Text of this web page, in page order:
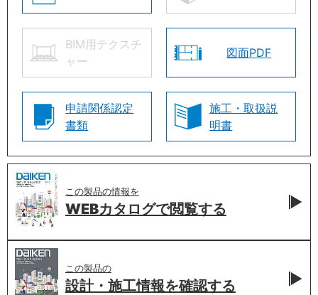
BIM用テクスチ
ャー
図面PDF
申請関係認定
書類
施工・取扱説
明書
この製品の情報を
WEBカタログで閲覧する
この製品の
設計・施工情報を確認する